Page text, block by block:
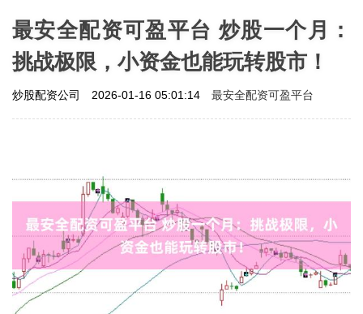
最安全配资可盈平台 炒股一个月：
挑战极限，小资金也能玩转股市！
炒股配资公司 2026-01-16 05:01:14 最安全配资可盈平台